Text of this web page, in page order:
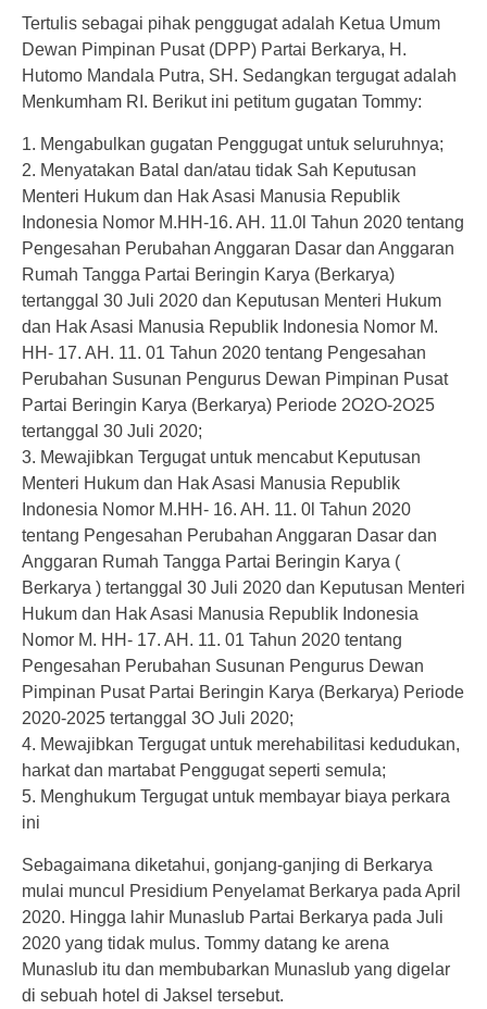
Tertulis sebagai pihak penggugat adalah Ketua Umum
Dewan Pimpinan Pusat (DPP) Partai Berkarya, H.
Hutomo Mandala Putra, SH. Sedangkan tergugat adalah
Menkumham RI. Berikut ini petitum gugatan Tommy:
1. Mengabulkan gugatan Penggugat untuk seluruhnya;
2. Menyatakan Batal dan/atau tidak Sah Keputusan
Menteri Hukum dan Hak Asasi Manusia Republik
Indonesia Nomor M.HH-16. AH. 11.0l Tahun 2020 tentang
Pengesahan Perubahan Anggaran Dasar dan Anggaran
Rumah Tangga Partai Beringin Karya (Berkarya)
tertanggal 30 Juli 2020 dan Keputusan Menteri Hukum
dan Hak Asasi Manusia Republik Indonesia Nomor M.
HH- 17. AH. 11. 01 Tahun 2020 tentang Pengesahan
Perubahan Susunan Pengurus Dewan Pimpinan Pusat
Partai Beringin Karya (Berkarya) Periode 2O2O-2O25
tertanggal 30 Juli 2020;
3. Mewajibkan Tergugat untuk mencabut Keputusan
Menteri Hukum dan Hak Asasi Manusia Republik
Indonesia Nomor M.HH- 16. AH. 11. 0l Tahun 2020
tentang Pengesahan Perubahan Anggaran Dasar dan
Anggaran Rumah Tangga Partai Beringin Karya (
Berkarya ) tertanggal 30 Juli 2020 dan Keputusan Menteri
Hukum dan Hak Asasi Manusia Republik Indonesia
Nomor M. HH- 17. AH. 11. 01 Tahun 2020 tentang
Pengesahan Perubahan Susunan Pengurus Dewan
Pimpinan Pusat Partai Beringin Karya (Berkarya) Periode
2020-2025 tertanggal 3O Juli 2020;
4. Mewajibkan Tergugat untuk merehabilitasi kedudukan,
harkat dan martabat Penggugat seperti semula;
5. Menghukum Tergugat untuk membayar biaya perkara
ini
Sebagaimana diketahui, gonjang-ganjing di Berkarya
mulai muncul Presidium Penyelamat Berkarya pada April
2020. Hingga lahir Munaslub Partai Berkarya pada Juli
2020 yang tidak mulus. Tommy datang ke arena
Munaslub itu dan membubarkan Munaslub yang digelar
di sebuah hotel di Jaksel tersebut.